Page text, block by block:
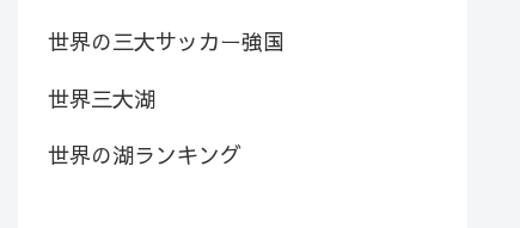
世界の三大サッカー強国
世界三大湖
世界の湖ランキング